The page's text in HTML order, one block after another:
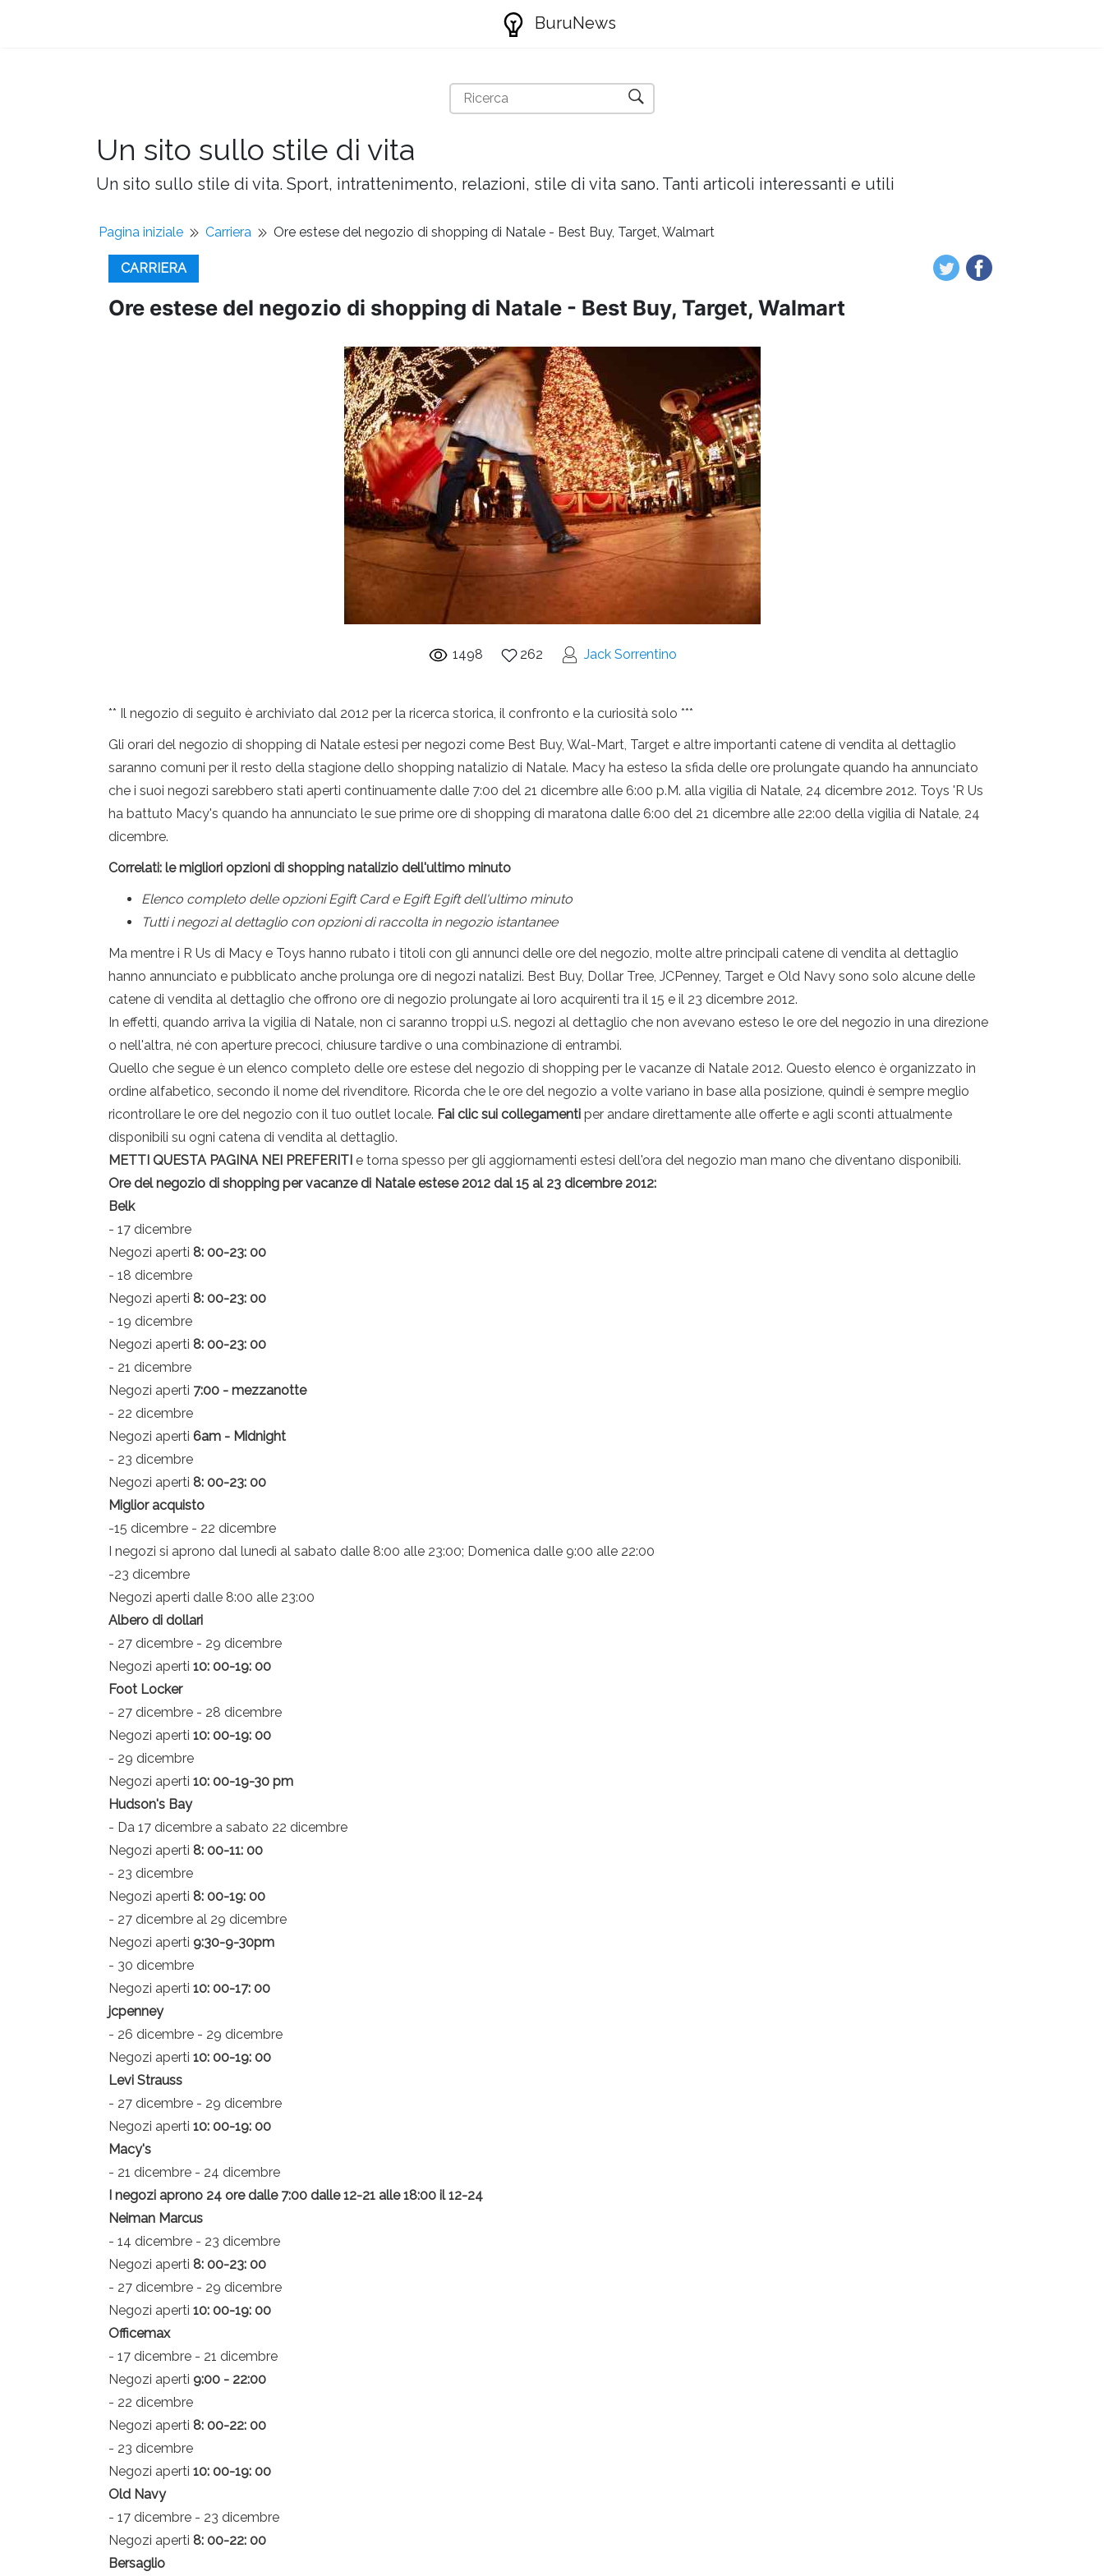
BuruNews
Un sito sullo stile di vita
Un sito sullo stile di vita. Sport, intrattenimento, relazioni, stile di vita sano. Tanti articoli interessanti e utili
Pagina iniziale Carriera Ore estese del negozio di shopping di Natale - Best Buy, Target, Walmart
CARRIERA
Ore estese del negozio di shopping di Natale - Best Buy, Target, Walmart
1498 262 Jack Sorrentino
** Il negozio di seguito è archiviato dal 2012 per la ricerca storica, il confronto e la curiosità solo ***
Gli orari del negozio di shopping di Natale estesi per negozi come Best Buy, Wal-Mart, Target e altre importanti catene di vendita al dettaglio
saranno comuni per il resto della stagione dello shopping natalizio di Natale. Macy ha esteso la sfida delle ore prolungate quando ha annunciato
che i suoi negozi sarebbero stati aperti continuamente dalle 7:00 del 21 dicembre alle 6:00 p.M. alla vigilia di Natale, 24 dicembre 2012. Toys 'R Us
ha battuto Macy's quando ha annunciato le sue prime ore di shopping di maratona dalle 6:00 del 21 dicembre alle 22:00 della vigilia di Natale, 24
dicembre.
Correlati: le migliori opzioni di shopping natalizio dell'ultimo minuto
Elenco completo delle opzioni Egift Card e Egift Egift dell'ultimo minuto
Tutti i negozi al dettaglio con opzioni di raccolta in negozio istantanee
Ma mentre i R Us di Macy e Toys hanno rubato i titoli con gli annunci delle ore del negozio, molte altre principali catene di vendita al dettaglio
hanno annunciato e pubblicato anche prolunga ore di negozi natalizi. Best Buy, Dollar Tree, JCPenney, Target e Old Navy sono solo alcune delle
catene di vendita al dettaglio che offrono ore di negozio prolungate ai loro acquirenti tra il 15 e il 23 dicembre 2012.
In effetti, quando arriva la vigilia di Natale, non ci saranno troppi u.S. negozi al dettaglio che non avevano esteso le ore del negozio in una direzione
o nell'altra, né con aperture precoci, chiusure tardive o una combinazione di entrambi.
Quello che segue è un elenco completo delle ore estese del negozio di shopping per le vacanze di Natale 2012. Questo elenco è organizzato in
ordine alfabetico, secondo il nome del rivenditore. Ricorda che le ore del negozio a volte variano in base alla posizione, quindi è sempre meglio
ricontrollare le ore del negozio con il tuo outlet locale. Fai clic sui collegamenti per andare direttamente alle offerte e agli sconti attualmente
disponibili su ogni catena di vendita al dettaglio.
METTI QUESTA PAGINA NEI PREFERITI e torna spesso per gli aggiornamenti estesi dell'ora del negozio man mano che diventano disponibili.
Ore del negozio di shopping per vacanze di Natale estese 2012 dal 15 al 23 dicembre 2012:
Belk
- 17 dicembre
Negozi aperti 8: 00-23: 00
- 18 dicembre
Negozi aperti 8: 00-23: 00
- 19 dicembre
Negozi aperti 8: 00-23: 00
- 21 dicembre
Negozi aperti 7:00 - mezzanotte
- 22 dicembre
Negozi aperti 6am - Midnight
- 23 dicembre
Negozi aperti 8: 00-23: 00
Miglior acquisto
-15 dicembre - 22 dicembre
I negozi si aprono dal lunedì al sabato dalle 8:00 alle 23:00; Domenica dalle 9:00 alle 22:00
-23 dicembre
Negozi aperti dalle 8:00 alle 23:00
Albero di dollari
- 27 dicembre - 29 dicembre
Negozi aperti 10: 00-19: 00
Foot Locker
- 27 dicembre - 28 dicembre
Negozi aperti 10: 00-19: 00
- 29 dicembre
Negozi aperti 10: 00-19-30 pm
Hudson's Bay
- Da 17 dicembre a sabato 22 dicembre
Negozi aperti 8: 00-11: 00
- 23 dicembre
Negozi aperti 8: 00-19: 00
- 27 dicembre al 29 dicembre
Negozi aperti 9:30-9-30pm
- 30 dicembre
Negozi aperti 10: 00-17: 00
jcpenney
- 26 dicembre - 29 dicembre
Negozi aperti 10: 00-19: 00
Levi Strauss
- 27 dicembre - 29 dicembre
Negozi aperti 10: 00-19: 00
Macy's
- 21 dicembre - 24 dicembre
I negozi aprono 24 ore dalle 7:00 dalle 12-21 alle 18:00 il 12-24
Neiman Marcus
- 14 dicembre - 23 dicembre
Negozi aperti 8: 00-23: 00
- 27 dicembre - 29 dicembre
Negozi aperti 10: 00-19: 00
Officemax
- 17 dicembre - 21 dicembre
Negozi aperti 9:00 - 22:00
- 22 dicembre
Negozi aperti 8: 00-22: 00
- 23 dicembre
Negozi aperti 10: 00-19: 00
Old Navy
- 17 dicembre - 23 dicembre
Negozi aperti 8: 00-22: 00
Bersaglio